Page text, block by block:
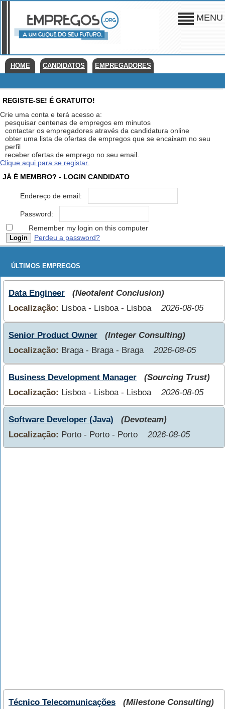
MENU
HOME CANDIDATOS EMPREGADORES
REGISTE-SE! É GRATUITO!
Crie uma conta e terá acesso a:
pesquisar centenas de empregos em minutos
contactar os empregadores através da candidatura online
obter uma lista de ofertas de empregos que se encaixam no seu
perfil
receber ofertas de emprego no seu email.
Clique aqui para se registar.
JÁ É MEMBRO? - LOGIN CANDIDATO
Endereço de email:
Password:
Remember my login on this computer
Perdeu a password?
ÚLTIMOS EMPREGOS
Data Engineer
(Neotalent Conclusion)
Localização: Lisboa - Lisboa - Lisboa 2026-08-05
Senior Product Owner
(Integer Consulting)
Localização: Braga - Braga - Braga 2026-08-05
Business Development Manager
(Sourcing Trust)
Localização: Lisboa - Lisboa - Lisboa 2026-08-05
Software Developer (Java)
(Devoteam)
Localização: Porto - Porto - Porto 2026-08-05
Técnico Telecomunicações
(Milestone Consulting)